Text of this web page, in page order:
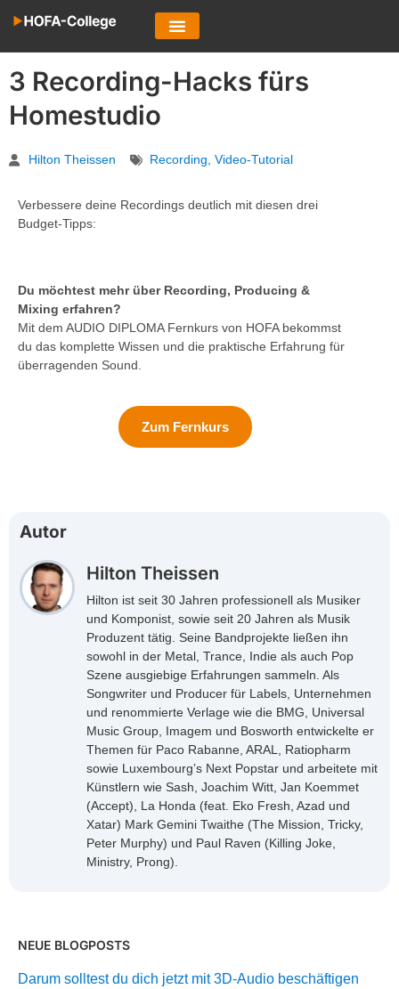
3 Recording-Hacks fürs
Homestudio
Hilton Theissen Recording Video-Tutorial
Verbessere deine Recordings deutlich mit diesen drei
Budget-Tipps:
Du möchtest mehr über Recording, Producing &
Mixing erfahren?
Mit dem AUDIO DIPLOMA Fernkurs von HOFA bekommst
du das komplette Wissen und die praktische Erfahrung für
überragenden Sound.
Zum Fernkurs
Autor
Hilton Theissen
Hilton ist seit 30 Jahren professionell als Musiker
und Komponist, sowie seit 20 Jahren als Musik
Produzent tätig. Seine Bandprojekte ließen ihn
sowohl in der Metal, Trance, Indie als auch Pop
Szene ausgiebige Erfahrungen sammeln. Als
Songwriter und Producer für Labels, Unternehmen
und renommierte Verlage wie die BMG, Universal
Music Group, Imagem und Bosworth entwickelte er
Themen für Paco Rabanne, ARAL, Ratiopharm
sowie Luxembourg’s Next Popstar und arbeitete mit
Künstlern wie Sash, Joachim Witt, Jan Koemmet
(Accept), La Honda (feat. Eko Fresh, Azad und
Xatar) Mark Gemini Twaithe (The Mission, Tricky,
Peter Murphy) und Paul Raven (Killing Joke,
Ministry, Prong).
NEUE BLOGPOSTS
Darum solltest du dich jetzt mit 3D-Audio beschäftigen